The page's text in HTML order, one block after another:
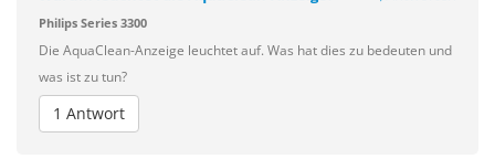
Philips Series 3300
Die AquaClean-Anzeige leuchtet auf. Was hat dies zu bedeuten und
was ist zu tun?
1 Antwort